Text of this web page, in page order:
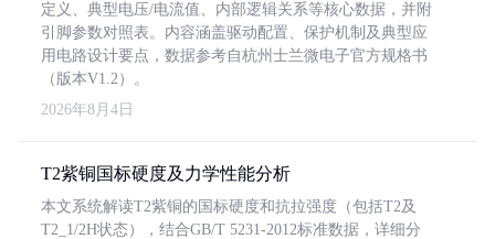
定义、典型电压/电流值、内部逻辑关系等核心数据，并附
引脚参数对照表。内容涵盖驱动配置、保护机制及典型应
用电路设计要点，数据参考自杭州士兰微电子官方规格书
（版本V1.2）。
2026年8月4日
T2紫铜国标硬度及力学性能分析
本文系统解读T2紫铜的国标硬度和抗拉强度（包括T2及
T2_1/2H状态），结合GB/T 5231-2012标准数据，详细分